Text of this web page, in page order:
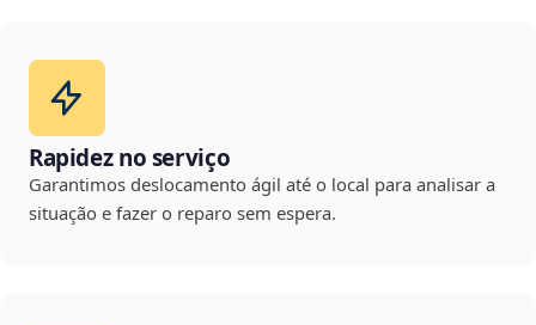
Rapidez no serviço
Garantimos deslocamento ágil até o local para analisar a
situação e fazer o reparo sem espera.